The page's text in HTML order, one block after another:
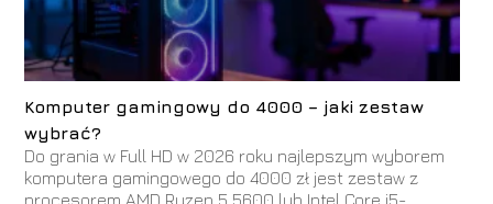
Komputer gamingowy do 4000 – jaki zestaw
wybrać?
Do grania w Full HD w 2026 roku najlepszym wyborem
komputera gamingowego do 4000 zł jest zestaw z
procesorem AMD Ryzen 5 5600 lub Intel Core i5-